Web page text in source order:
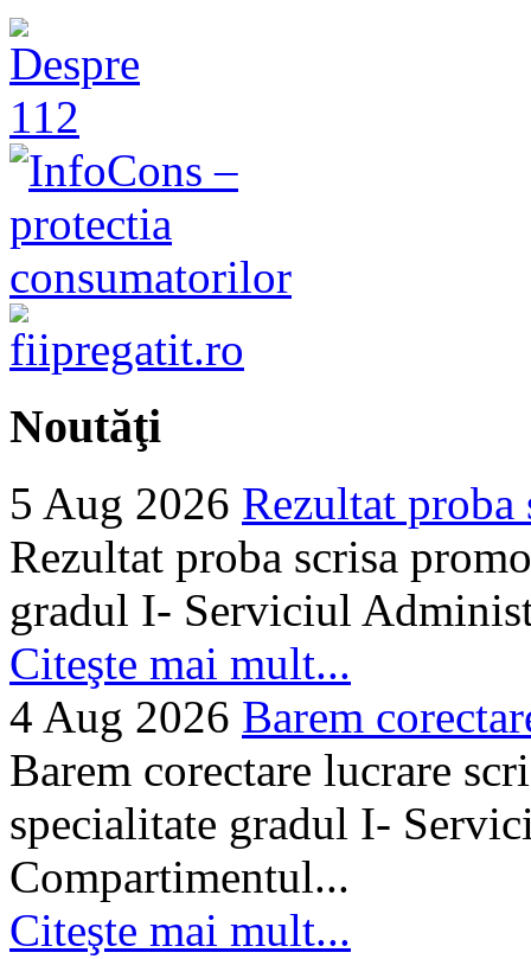
Noutăţi
5 Aug 2026 Rezultat proba
Rezultat proba scrisa
gradul I- Serviciul
Citeşte mai mult...
4 Aug 2026 Barem
Barem corectare lucrare
specialitate gradul I-
Compartimentul...
Citeşte mai mult...